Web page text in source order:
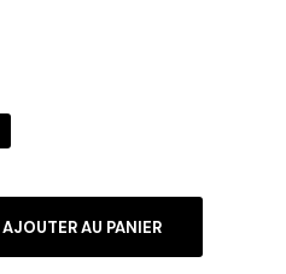
AJOUTER AU PANIER